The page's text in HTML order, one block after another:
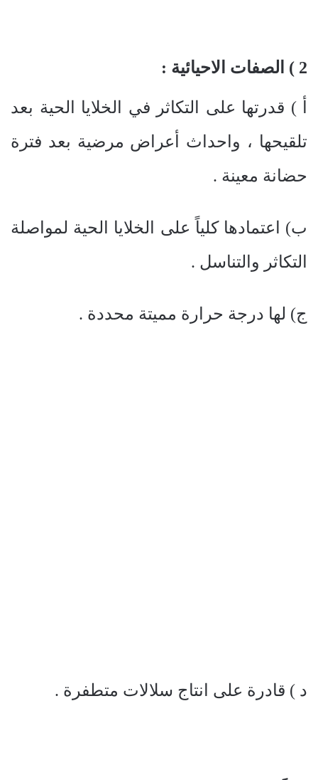
2 ) الصفات الاحيائية :
أ ) قدرتها على التكاثر في الخلايا الحية بعد
تلقيحها ، واحداث أعراض مرضية بعد فترة
حضانة معينة .
ب) اعتمادها كلياً على الخلايا الحية لمواصلة
التكاثر والتناسل .
ج) لها درجة حرارة مميتة محددة .
د ) قادرة على انتاج سلالات متطفرة .